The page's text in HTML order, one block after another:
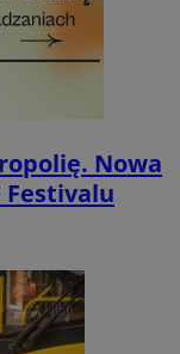
Nowa
Festivalu